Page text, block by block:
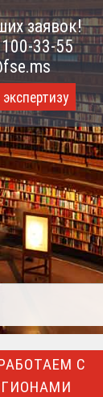
заявок!
33-55
С